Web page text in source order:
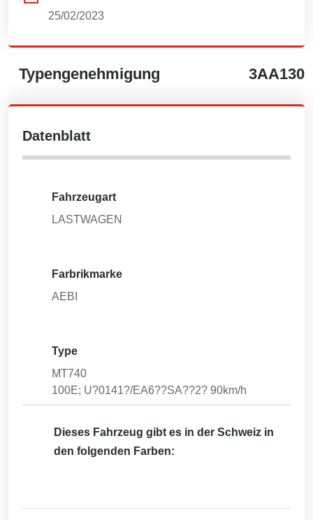
25/02/2023
Typengenehmigung 3AA130
Datenblatt
Fahrzeugart
LASTWAGEN
Farbrikmarke
AEBI
Type
MT740
100E; U?0141?/EA6??SA??2? 90km/h
Dieses Fahrzeug gibt es in der Schweiz in
den folgenden Farben: